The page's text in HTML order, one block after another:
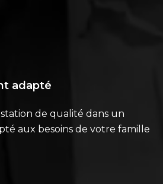
adapté
de qualité dans un
aux besoins de votre famille